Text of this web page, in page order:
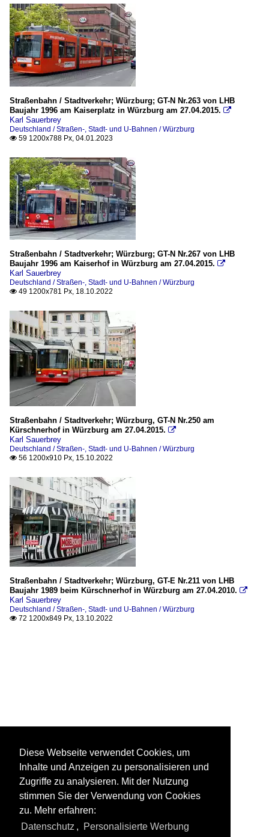
Straßenbahn / Stadtverkehr; Würzburg; GT-N Nr.263 von LHB
Baujahr 1996 am Kaiserplatz in Würzburg am 27.04.2015. 
Karl Sauerbrey
Deutschland / Straßen-, Stadt- und U-Bahnen / Würzburg
 59 1200x788 Px, 04.01.2023
Straßenbahn / Stadtverkehr; Würzburg; GT-N Nr.267 von LHB
Baujahr 1996 am Kaiserhof in Würzburg am 27.04.2015. 
Karl Sauerbrey
Deutschland / Straßen-, Stadt- und U-Bahnen / Würzburg
 49 1200x781 Px, 18.10.2022
Straßenbahn / Stadtverkehr; Würzburg, GT-N Nr.250 am
Kürschnerhof in Würzburg am 27.04.2015. 
Karl Sauerbrey
Deutschland / Straßen-, Stadt- und U-Bahnen / Würzburg
 56 1200x910 Px, 15.10.2022
Straßenbahn / Stadtverkehr; Würzburg, GT-E Nr.211 von LHB
Baujahr 1989 beim Kürschnerhof in Würzburg am 27.04.2010. 
Karl Sauerbrey
Deutschland / Straßen-, Stadt- und U-Bahnen / Würzburg
 72 1200x849 Px, 13.10.2022
Diese Webseite verwendet Cookies, um
Inhalte und Anzeigen zu personalisieren und
Zugriffe zu analysieren. Mit der Nutzung
stimmen Sie der Verwendung von Cookies
zu. Mehr erfahren:
Datenschutz , Personalisierte Werbung